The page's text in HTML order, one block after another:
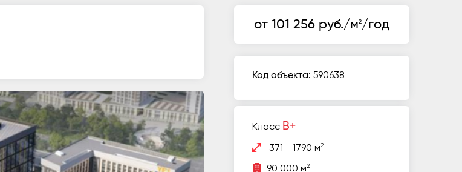
от 101 256 руб./м2 /год
Код объекта: 590638
Класс B+
371 - 1790 м2
90 000 м2